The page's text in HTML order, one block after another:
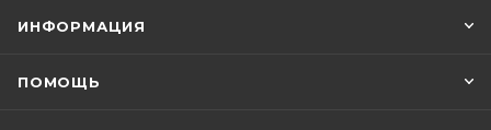
ИНФОРМАЦИЯ
ПОМОЩЬ